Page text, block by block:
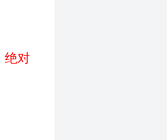
绝对